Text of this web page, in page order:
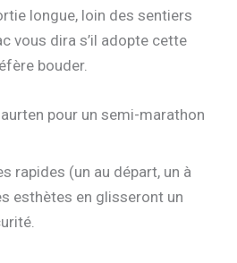
longue, loin des sentiers
vous dira s’il adopte cette
bouder.
pour un semi-marathon
rapides (un au départ, un à
esthètes en glisseront un